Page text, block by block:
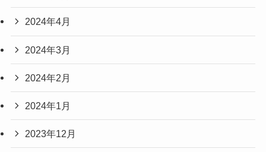
2024年4月
2024年3月
2024年2月
2024年1月
2023年12月